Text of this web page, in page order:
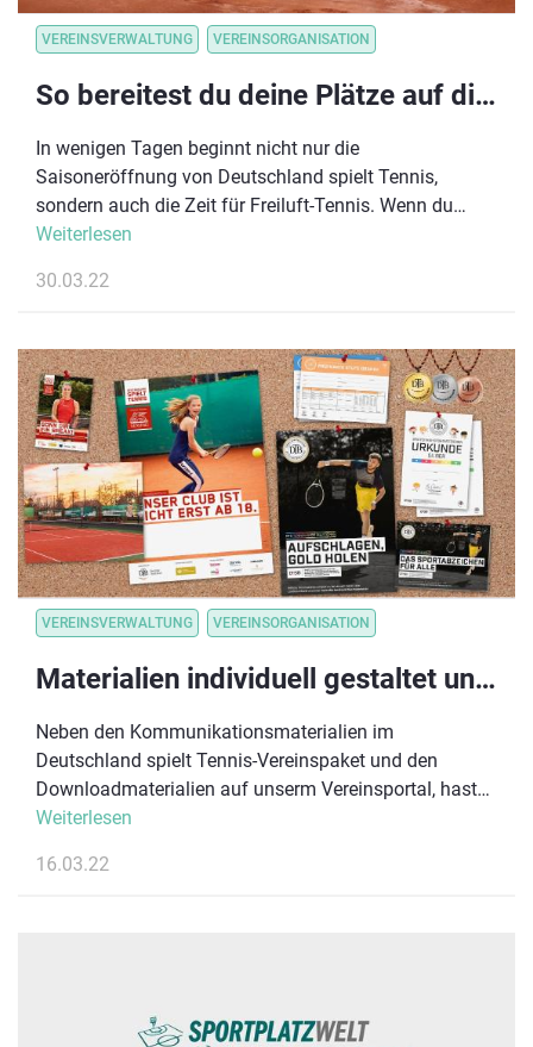
VEREINSVERWALTUNG VEREINSORGANISATION
So bereitest du deine Plätze auf die Sommersaison vor
In wenigen Tagen beginnt nicht nur die
Saisoneröffnung von Deutschland spielt Tennis,
sondern auch die Zeit für Freiluft-Tennis. Wenn du
nicht schon mitten in den Vorbereitungen steckst,
Mitgliedern das bestmögliche Tenniserlebnis bieten zu
Tennis-Verband und Experte in der Platzaufbereitung,
hat die wichtigsten Schritte und Tipps
zusammengefasst.
Weiterlesen
30.03.22
VEREINSVERWALTUNG VEREINSORGANISATION
Materialien individuell gestaltet und geliefert: Vom DTB Online-Shop profitieren
Neben den Kommunikationsmaterialien im
Deutschland spielt Tennis-Vereinspaket und den
Downloadmaterialien auf unserm Vereinsportal, hast
du die Möglichkeit, attraktive Werbematerialien über
stetig erweitert. Seit Kurzem, sind hier auch weitere
Weiterlesen
16.03.22